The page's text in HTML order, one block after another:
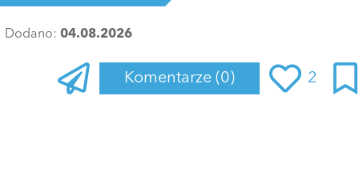
Dodano: 04.08.2026
Komentarze (0) 2